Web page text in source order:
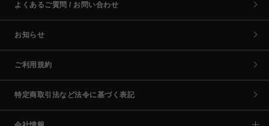
よくあるご質問 / お問い合わせ
お知らせ
ご利用規約
特定商取引法など法令に基づく表記